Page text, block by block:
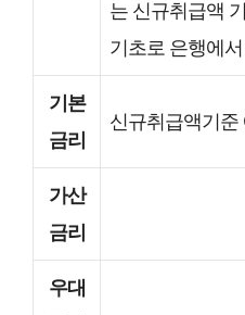
는 신규취급액
기초로 은행에
기본
금리
신규취급액기준
가산
금리
우대